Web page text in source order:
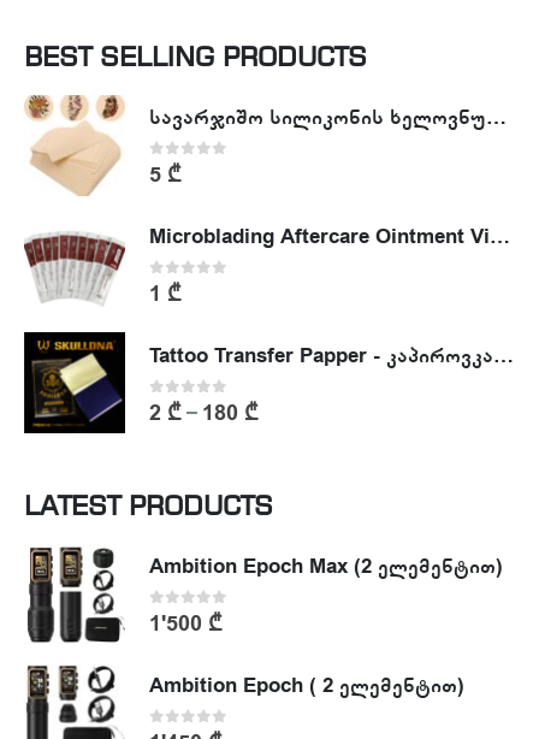
BEST SELLING PRODUCTS
სავარჯიშო სილიკონის ხელოვნური კანი - Tattoo Practike skin
0out of 5
5 ₾
Microblading Aftercare Ointment Vitamin A&D
0 out of 5
1 ₾
Tattoo Transfer Papper - კაპიროვკა - ტატუს ესკიზის კოპირების ქაღალდი
0out of 5
2 ₾– 180 ₾
LATEST PRODUCTS
Ambition Epoch Max (2 ელემენტით)
0out of 5
1'500 ₾
Ambition Epoch ( 2 ელემენტით)
0out of 5